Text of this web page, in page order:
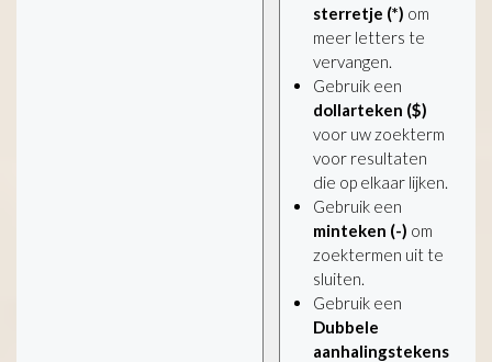
sterretje (*) om
meer letters te
vervangen.
Gebruik een
dollarteken ($)
voor uw zoekterm
voor resultaten
die op elkaar lijken.
Gebruik een
minteken (-) om
zoektermen uit te
sluiten.
Gebruik een
Dubbele
aanhalingstekens